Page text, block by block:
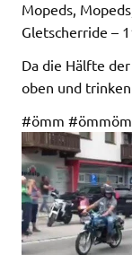
Mopeds,
Gletscherride –
Da die Hälfte
oben und
#ömm